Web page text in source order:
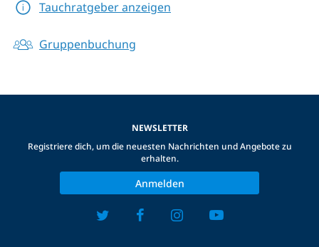
Tauchratgeber anzeigen
Gruppenbuchung
NEWSLETTER
Registriere dich, um die neuesten Nachrichten und Angebote zu
erhalten.
Anmelden